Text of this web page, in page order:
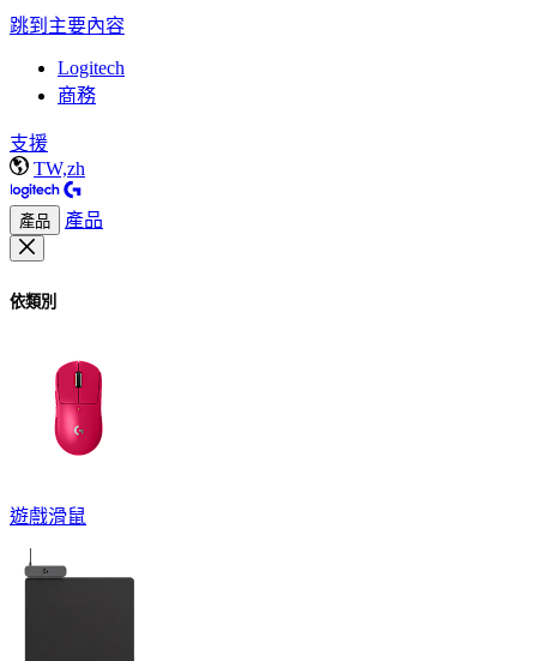
跳到主要內容
Logitech
商務
支援
TW,zh
產品 產品
依類別
遊戲滑鼠